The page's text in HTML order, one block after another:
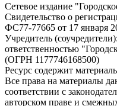
Сетевое издание
Свидетельство о
ФС77-77665 от 17 января
Учредитель
ответственностью
(ОГРН 1177746168500)
Ресурс содержит
Все права на материалы
соответствии с
авторском праве и